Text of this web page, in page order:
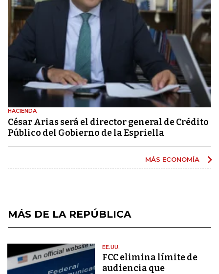
HACIENDA
César Arias será el director general de Crédito
Público del Gobierno de la Espriella
MÁS ECONOMÍA
MÁS DE LA REPÚBLICA
EE.UU.
FCC elimina límite de
audiencia que